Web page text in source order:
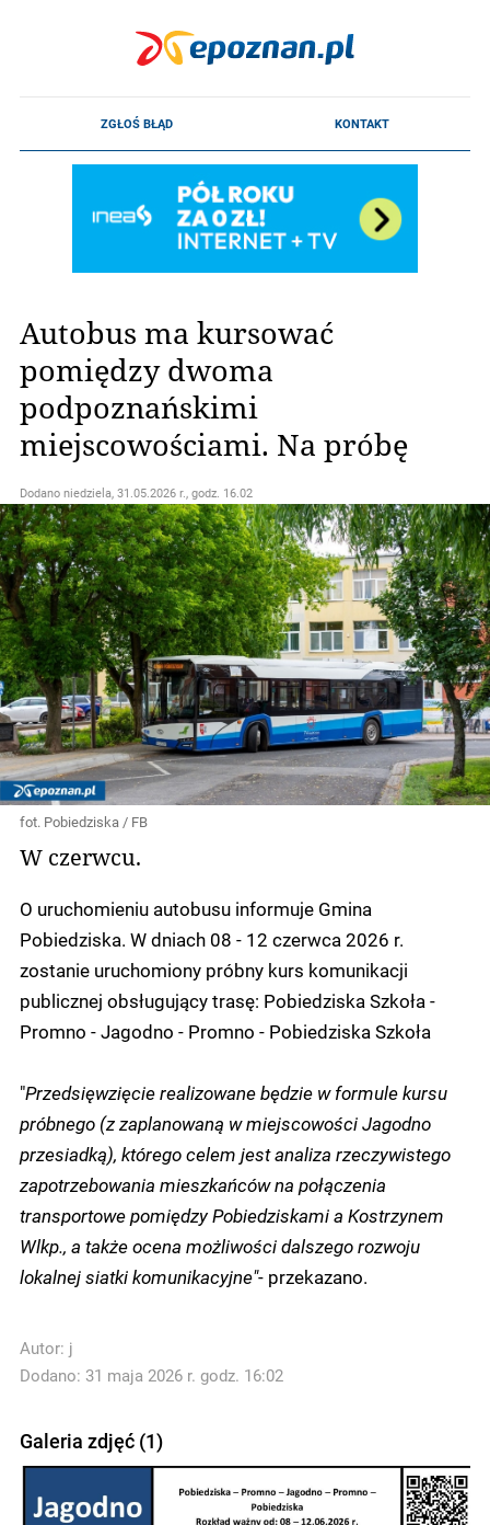
Autobus ma kursować
pomiędzy dwoma
podpoznańskimi
miejscowościami. Na próbę
Dodano niedziela, 31.05.2026 r., godz. 16.02
fot. Pobiedziska / FB
W czerwcu.
O uruchomieniu autobusu informuje Gmina
Pobiedziska. W dniach 08 - 12 czerwca 2026 r.
zostanie uruchomiony próbny kurs komunikacji
publicznej obsługujący trasę: Pobiedziska Szkoła -
Promno - Jagodno - Promno - Pobiedziska Szkoła
"Przedsięwzięcie realizowane będzie w formule kursu
próbnego (z zaplanowaną w miejscowości Jagodno
przesiadką), którego celem jest analiza rzeczywistego
zapotrzebowania mieszkańców na połączenia
transportowe pomiędzy Pobiedziskami a Kostrzynem
Wlkp., a także ocena możliwości dalszego rozwoju
lokalnej siatki komunikacyjne"- przekazano.
Autor: j
Dodano: 31 maja 2026 r. godz. 16:02
Galeria zdjęć (1)